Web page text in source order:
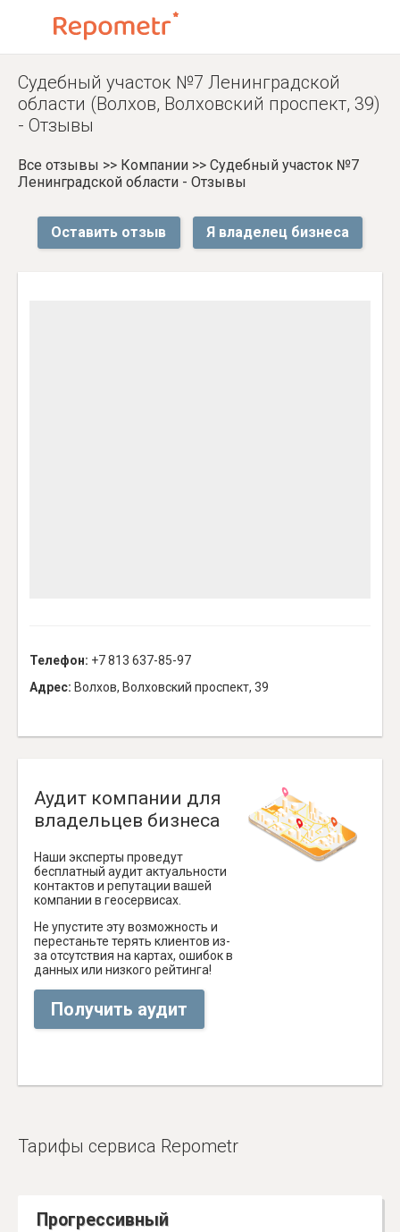
Судебный участок №7 Ленинградской
области (Волхов, Волховский проспект, 39)
- Отзывы
Все отзывы >> Компании >> Судебный участок №7
Ленинградской области - Отзывы
Оставить отзыв Я владелец бизнеса
Телефон: +7 813 637-85-97
Адрес: Волхов, Волховский проспект, 39
Аудит компании для
владельцев бизнеса
Наши эксперты проведут
бесплатный аудит актуальности
контактов и репутации вашей
компании в геосервисах.
Не упустите эту возможность и
перестаньте терять клиентов из-
за отсутствия на картах, ошибок в
данных или низкого рейтинга!
Получить аудит
Тарифы сервиса Repometr
Прогрессивный